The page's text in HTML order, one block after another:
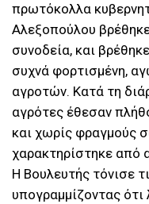
πρωτόκολλα
Αλεξοπούλου
συνοδεία, και
συχνά φορτισμένη,
αγροτών. Κατά τη
αγρότες έθεσαν
και χωρίς φραγμούς
χαρακτηρίστηκε από
Η Βουλευτής τόνισε
υπογραμμίζοντας